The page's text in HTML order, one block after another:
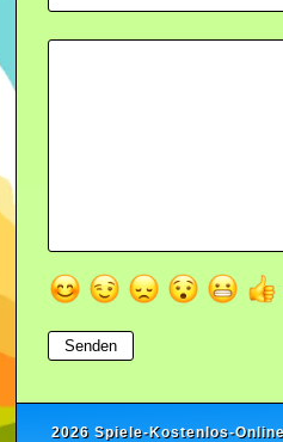
2026 Spiele-Kostenlos-